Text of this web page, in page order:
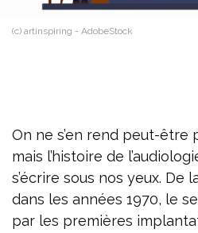
(c) artinspiring - AdobeStock
On ne s’en rend peut-être
mais l’histoire de
s’écrire sous nos yeux. De
dans les années 1970, le
par les premières